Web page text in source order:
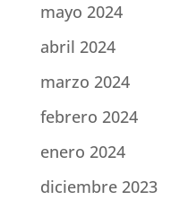
mayo 2024
abril 2024
marzo 2024
febrero 2024
enero 2024
diciembre 2023